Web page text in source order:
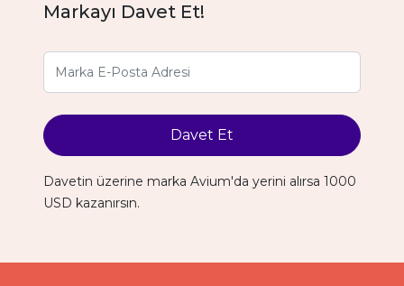
Markayı Davet Et!
Davet Et
Davetin üzerine marka Avium'da yerini alırsa 1000
USD kazanırsın.